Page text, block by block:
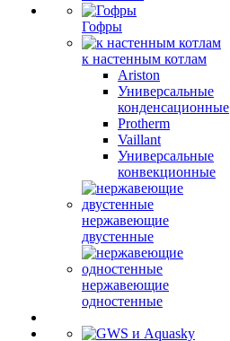
Гофры
к настенным котлам
Ariston
Универсальные
конденсационные
Protherm
Vaillant
Универсальные
конвекционные
нержавеющие
двустенные
нержавеющие
одностенные